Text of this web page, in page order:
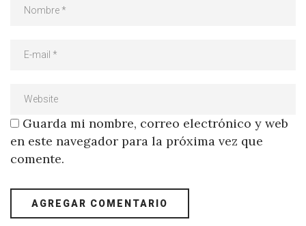
Guarda mi nombre, correo electrónico y web
en este navegador para la próxima vez que
comente.